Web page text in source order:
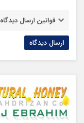
قوانین ارسال دیدگاه